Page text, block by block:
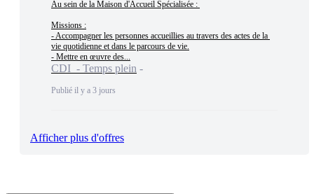
Au sein de la Maison d'Accueil Spécialisée :
Missions :
- Accompagner les personnes accueillies au travers des actes de la
vie quotidienne et dans le parcours de vie.
- Mettre en œuvre des...
CDI - Temps plein
Publié il y a 3 jours
Afficher plus d'offres